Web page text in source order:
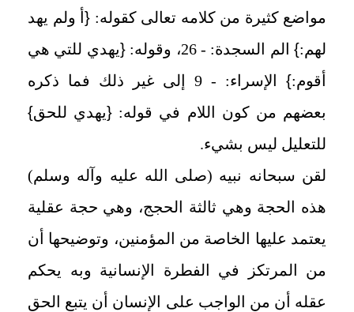
مواضع كثيرة من كلامه تعالى كقوله: { أ ولم يهد
لهم:} الم السجدة: - 26، وقوله: {يهدي للتي هي
أقوم:}
الإسراء: - 9 إلى غير ذلك فما ذكره
بعضهم من كون اللام في قوله: {يهدي للحق}
للتعليل ليس بشيء.
لقن سبحانه نبيه (صلى الله عليه وآله وسلم)
هذه الحجة وهي ثالثة الحجج، وهي حجة عقلية
يعتمد عليها الخاصة من المؤمنين، وتوضيحها أن
من المرتكز في الفطرة الإنسانية وبه يحكم
عقله أن من الواجب على الإنسان أن يتبع الحق